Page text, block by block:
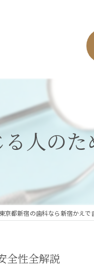
人の
東京都新宿の歯科なら新宿かえで
全性全解説